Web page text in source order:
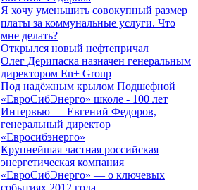
Я хочу уменьшить совокупный размер
платы за коммунальные услуги. Что
мне делать?
Открылся новый нефтепричал
Олег Дерипаска назначен генеральным
директором En+ Group
Под надёжным крылом Подшефной
«ЕвроСибЭнерго» школе - 100 лет
Интервью — Евгений Федоров,
генеральный директор
«Евросибэнерго»
Крупнейшая частная российская
энергетическая компания
«ЕвроСибЭнерго» — о ключевых